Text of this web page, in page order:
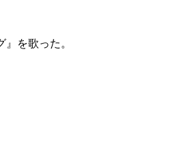
を歌った。